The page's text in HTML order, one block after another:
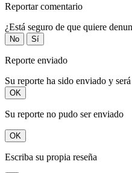
Reportar comentario
¿Está seguro de que quiere
No Sí
Reporte enviado
Su reporte ha sido enviado y
OK
Su reporte no pudo ser enviado
OK
Escriba su propia reseña